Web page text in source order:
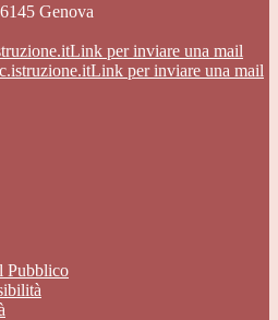
Genova
Link per inviare una mail
Link per inviare una mail
Pubblico